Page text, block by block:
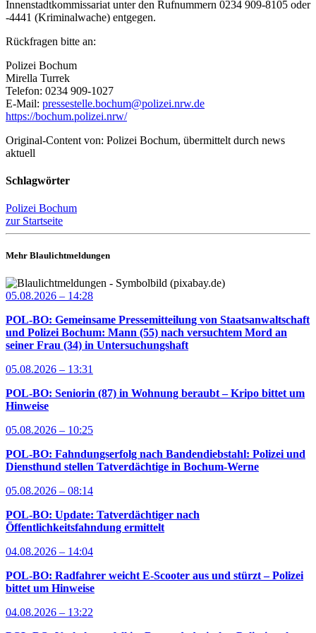
Innenstadtkommissariat unter den Rufnummern 0234 909-8105 oder
-4441 (Kriminalwache) entgegen.
Rückfragen bitte an:
Polizei Bochum
Mirella Turrek
Telefon: 0234 909-1027
E-Mail: pressestelle.bochum@polizei.nrw.de
https://bochum.polizei.nrw/
Original-Content von: Polizei Bochum, übermittelt durch news
aktuell
Schlagwörter
Polizei Bochum
zur Startseite
Mehr Blaulichtmeldungen
05.08.2026 – 14:28
POL-BO: Gemeinsame Pressemitteilung von Staatsanwaltschaft
und Polizei Bochum: Mann (55) nach versuchtem Mord an
seiner Frau (34) in Untersuchungshaft
05.08.2026 – 13:31
POL-BO: Seniorin (87) in Wohnung beraubt – Kripo bittet um
Hinweise
05.08.2026 – 10:25
POL-BO: Fahndungserfolg nach Bandendiebstahl: Polizei und
Diensthund stellen Tatverdächtige in Bochum-Werne
05.08.2026 – 08:14
POL-BO: Update: Tatverdächtiger nach
Öffentlichkeitsfahndung ermittelt
04.08.2026 – 14:04
POL-BO: Radfahrer weicht E-Scooter aus und stürzt – Polizei
bittet um Hinweise
04.08.2026 – 13:22